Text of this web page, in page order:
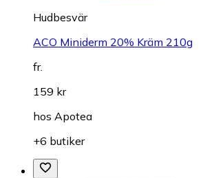
Hudbesvär
ACO Miniderm 20% Kräm 210g
fr.
159 kr
hos Apotea
+6 butiker